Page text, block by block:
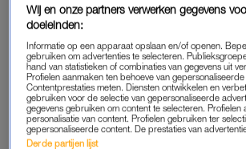
artikelen
Lees LINDA.magazine
Geniet van te gekke
lekkere puzzels
Wij en onze partners verwerken gegevens
doeleinden:
Informatie op een apparaat opslaan en/of openen.
gebruiken om advertenties te selecteren.
hand van statistieken of combinaties van gegevens uit
Profielen aanmaken ten behoeve van
Contentprestaties meten. Diensten ontwikkelen en
gebruiken voor de selectie van gepersonaliseerde
gegevens gebruiken om content te selecteren. Profielen
personalisatie van content. Profielen gebruiken ter
gepersonaliseerde content. De prestaties van
Derde partijen lijst